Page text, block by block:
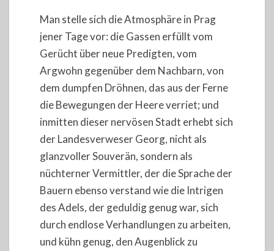
Man stelle sich die Atmosphäre in Prag
jener Tage vor: die Gassen erfüllt vom
Gerücht über neue Predigten, vom
Argwohn gegenüber dem Nachbarn, von
dem dumpfen Dröhnen, das aus der Ferne
die Bewegungen der Heere verriet; und
inmitten dieser nervösen Stadt erhebt sich
der Landesverweser Georg, nicht als
glanzvoller Souverän, sondern als
nüchterner Vermittler, der die Sprache der
Bauern ebenso verstand wie die Intrigen
des Adels, der geduldig genug war, sich
durch endlose Verhandlungen zu arbeiten,
und kühn genug, den Augenblick zu